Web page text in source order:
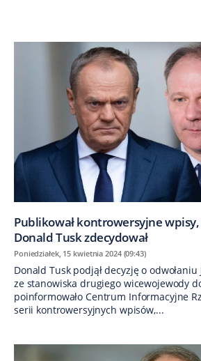
Publikował kontrowersyjne wpisy,
Donald Tusk zdecydował
Poniedziałek, 15 kwietnia 2024 (09:43)
Donald Tusk podjął decyzję o odwołaniu
ze stanowiska drugiego wicewojewody
poinformowało Centrum Informacyjne
serii kontrowersyjnych wpisów,...